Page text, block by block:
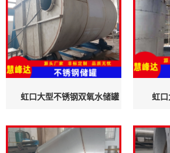
虹口大型不锈钢双氧水储罐 虹口